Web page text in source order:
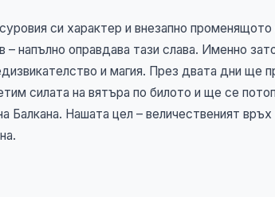
си характер и внезапно
– напълно оправдава тази слава. Именно
и магия. През двата дни ще
силата на вятъра по билото и ще се
Балкана. Нашата цел – величественият